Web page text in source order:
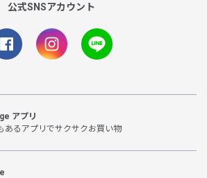
公式SNSアカウント
アプリ
あるアプリでサクサクお買い物